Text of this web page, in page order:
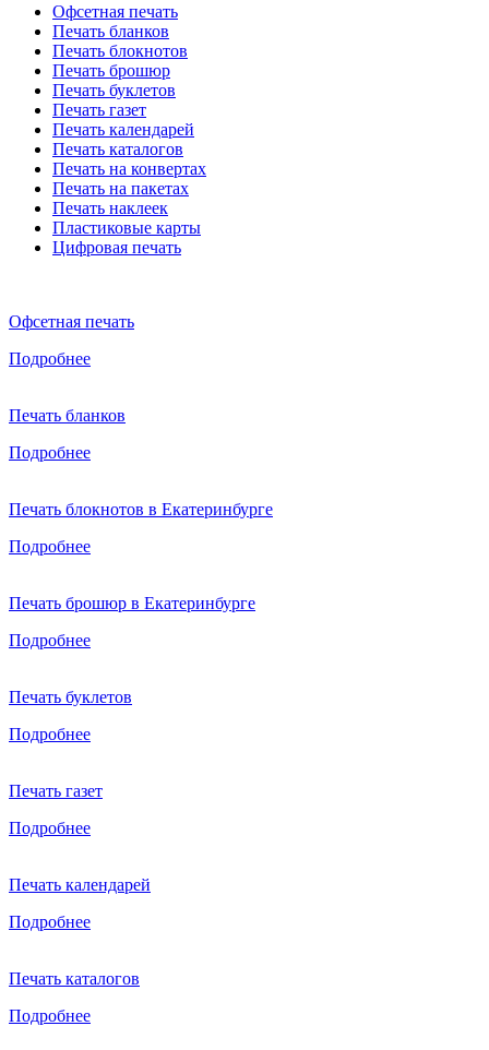
Офсетная печать
Печать бланков
Печать блокнотов
Печать брошюр
Печать буклетов
Печать газет
Печать календарей
Печать каталогов
Печать на конвертах
Печать на пакетах
Печать наклеек
Пластиковые карты
Цифровая печать
Офсетная печать
Подробнее
Печать бланков
Подробнее
Печать блокнотов в Екатеринбурге
Подробнее
Печать брошюр в Екатеринбурге
Подробнее
Печать буклетов
Подробнее
Печать газет
Подробнее
Печать календарей
Подробнее
Печать каталогов
Подробнее